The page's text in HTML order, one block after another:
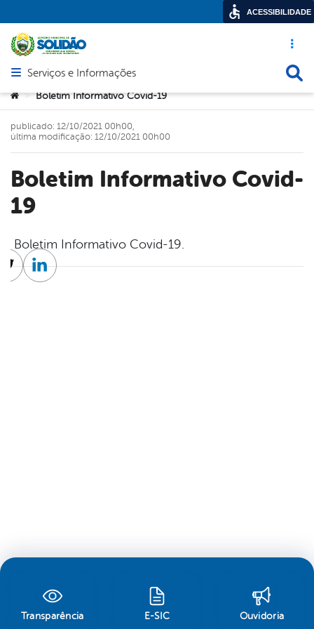
Acesso
Abrir menu principal de navegação
Serviços e Informações
Você está aqui:
> Boletim Informativo Covid-19
Boletim Informativo Covid-
19
publicado: 12/10/2021 00h00,
última modificação: 12/10/2021 00h00
Boletim Informativo Covid-19.
TwitterLinkedin
Transparência E-SIC Ouvidoria
ACESSIBILIDADE